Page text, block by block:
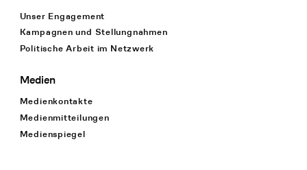
Unser Engagement
Kampagnen und Stellungnahmen
Politische Arbeit im Netzwerk
Medien
Medienkontakte
Medienmitteilungen
Medienspiegel